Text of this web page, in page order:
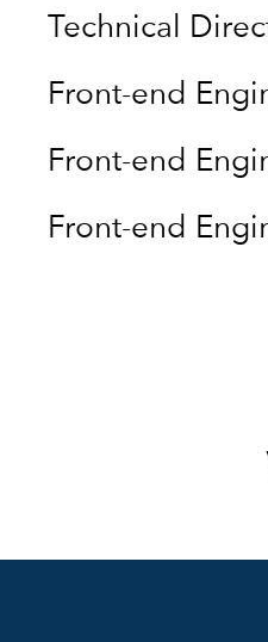
Technical
Front-end
Front-end
Front-end